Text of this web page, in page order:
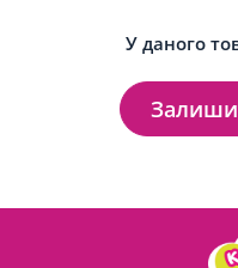
У даного